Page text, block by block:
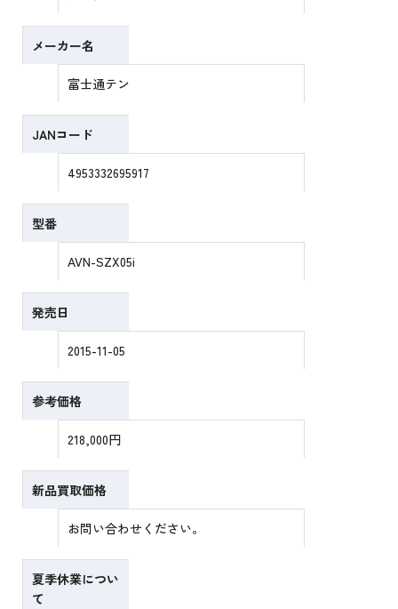
メーカー名
富士通テン
JANコード
4953332695917
型番
AVN-SZX05i
発売日
2015-11-05
参考価格
218,000円
新品買取価格
お問い合わせください。
夏季休業につい
て